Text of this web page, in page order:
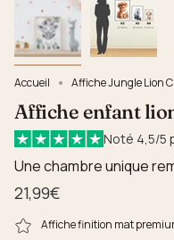
Accueil Affiche Jungle Lion
Affiche enfant
Noté 4,5/5
Une chambre unique
21,99€
Affiche finition mat